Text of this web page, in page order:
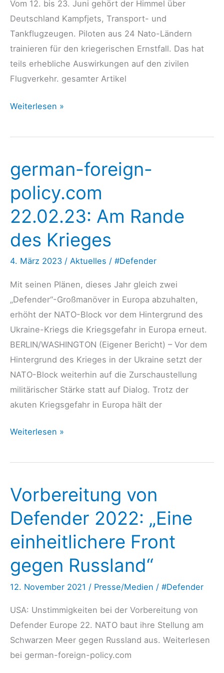
Vom 12. bis 23. Juni gehört der Himmel über
Deutschland Kampfjets, Transport- und
Tankflugzeugen. Piloten aus 24 Nato-Ländern
trainieren für den kriegerischen Ernstfall. Das hat
teils erhebliche Auswirkungen auf den zivilen
Flugverkehr. gesamter Artikel
StZ
Nato-
„Air
Defender
2023“
–
Was
wird
man
„Air
Defender“
sehen
können?
Weiterlesen »
german-foreign-
policy.com
22.02.23: Am Rande
des Krieges
4. März 2023 / Aktuelles / #Defender
Mit seinen Plänen, dieses Jahr gleich zwei
„Defender“-Großmanöver in Europa abzuhalten,
erhöht der NATO-Block vor dem Hintergrund des
Ukraine-Kriegs die Kriegsgefahr in Europa erneut.
BERLIN/WASHINGTON (Eigener Bericht) – Vor dem
Hintergrund des Krieges in der Ukraine setzt der
NATO-Block weiterhin auf die Zurschaustellung
militärischer Stärke statt auf Dialog. Trotz der
akuten Kriegsgefahr in Europa hält der
german-
policy.com
Rande
Krieges
Weiterlesen »
Vorbereitung von
Defender 2022: „Eine
einheitlichere Front
gegen Russland“
12. November 2021 / Presse/Medien / #Defender
USA: Unstimmigkeiten bei der Vorbereitung von
Defender Europe 22. NATO baut ihre Stellung am
Schwarzen Meer gegen Russland aus. Weiterlesen
bei german-foreign-policy.com